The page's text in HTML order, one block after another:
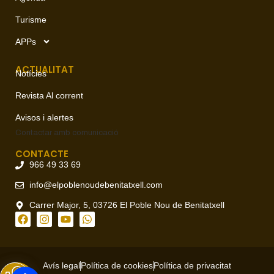
Turisme
APPs
ACTUALITAT
Notícies
Revista Al corrent
Avisos i alertes
Contactar amb comunicació
CONTACTE
966 49 33 69
info@elpoblenoudebenitatxell.com
Carrer Major, 5, 03726 El Poble Nou de Benitatxell
Avís legalPolítica de cookiesPolítica de privacitat